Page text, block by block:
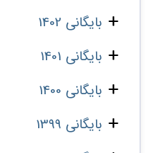
بایگانی 1402
بایگانی 1401
بایگانی 1400
بایگانی 1399